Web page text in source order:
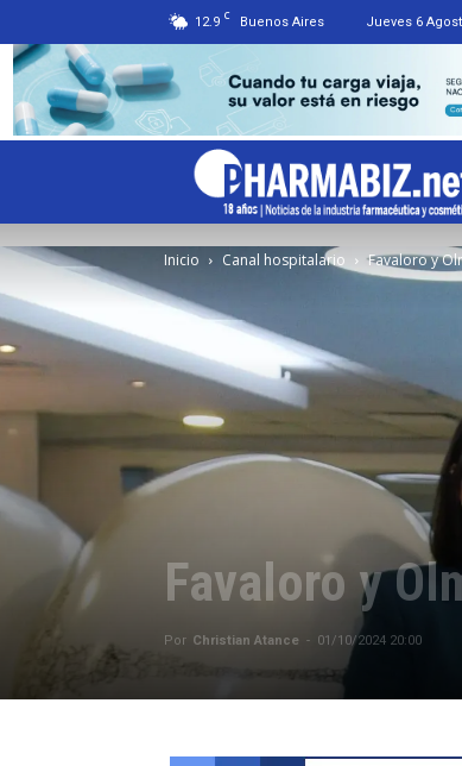
12.9 C Buenos Aires Jueves 6
Inicio Canal hospitalario Favaloro y
Favaloro y
Por Christian Atance - 01/10/2024 20:00